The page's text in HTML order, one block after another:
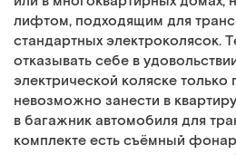
лифтом, подходящим для
стандартных электроколясок.
отказывать себе в
электрической коляске только
невозможно занести в
в багажник автомобиля для
комплекте есть съёмный